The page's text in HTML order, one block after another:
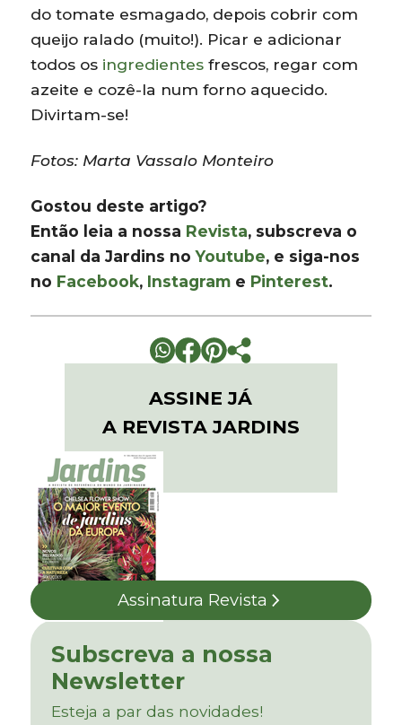
do tomate esmagado, depois cobrir com
queijo ralado (muito!). Picar e adicionar
todos os ingredientes frescos, regar com
azeite e cozê-la num forno aquecido.
Divirtam-se!
Fotos: Marta Vassalo Monteiro
Gostou deste artigo?
Então leia a nossa Revista, subscreva o
canal da Jardins noYoutube, e siga-nos
no Facebook, Instagram e Pinterest.
ASSINE JÁ
A REVISTA JARDINS
Assinatura Revista
Subscreva a nossa
Newsletter
Esteja a par das novidades!